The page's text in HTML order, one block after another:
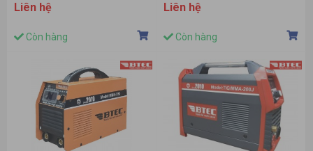
Liên hệ
Còn hàng
Liên hệ
Còn hàng